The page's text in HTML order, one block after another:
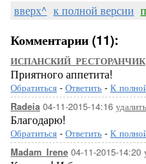
вверх^ к полной версии
Комментарии (11):
ИСПАНСКИЙ_РЕСТОРАНЧИК
Приятного аппетита!
Обратиться - Ответить - К
Radeia 04-11-2015-14:16 удалить
Благодарю!
Обратиться - Ответить - К
Madam_Irene 04-11-2015-14:20